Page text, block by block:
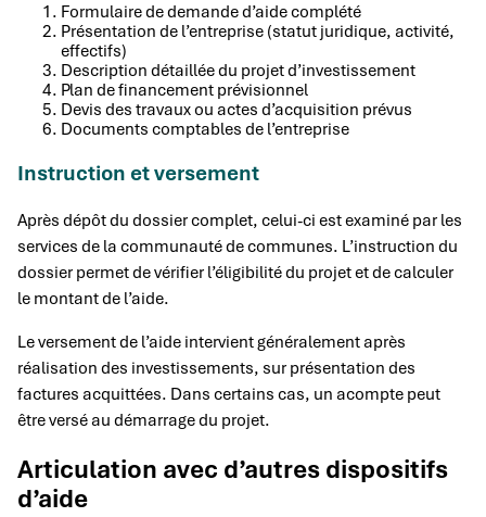
Formulaire de demande d’aide complété
Présentation de l’entreprise (statut juridique, activité,
effectifs)
Description détaillée du projet d’investissement
Plan de financement prévisionnel
Devis des travaux ou actes d’acquisition prévus
Documents comptables de l’entreprise
Instruction et versement
Après dépôt du dossier complet, celui-ci est examiné par les
services de la communauté de communes. L’instruction du
dossier permet de vérifier l’éligibilité du projet et de calculer
le montant de l’aide.
Le versement de l’aide intervient généralement après
réalisation des investissements, sur présentation des
factures acquittées. Dans certains cas, un acompte peut
être versé au démarrage du projet.
Articulation avec d’autres dispositifs
d’aide